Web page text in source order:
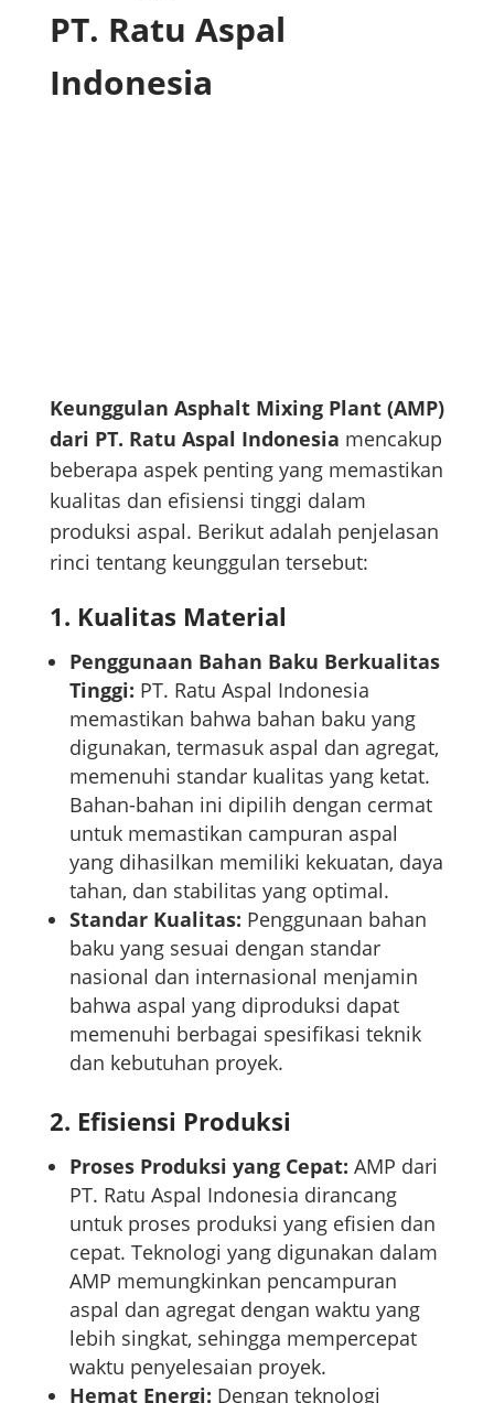
PT. Ratu Aspal
Indonesia
Keunggulan Asphalt Mixing Plant (AMP)
dari PT. Ratu Aspal Indonesia mencakup
beberapa aspek penting yang memastikan
kualitas dan efisiensi tinggi dalam
produksi aspal. Berikut adalah penjelasan
rinci tentang keunggulan tersebut:
1. Kualitas Material
Penggunaan Bahan Baku Berkualitas
Tinggi: PT. Ratu Aspal Indonesia
memastikan bahwa bahan baku yang
digunakan, termasuk aspal dan agregat,
memenuhi standar kualitas yang ketat.
Bahan-bahan ini dipilih dengan cermat
untuk memastikan campuran aspal
yang dihasilkan memiliki kekuatan, daya
tahan, dan stabilitas yang optimal.
Standar Kualitas: Penggunaan bahan
baku yang sesuai dengan standar
nasional dan internasional menjamin
bahwa aspal yang diproduksi dapat
memenuhi berbagai spesifikasi teknik
dan kebutuhan proyek.
2. Efisiensi Produksi
Proses Produksi yang Cepat: AMP dari
PT. Ratu Aspal Indonesia dirancang
untuk proses produksi yang efisien dan
cepat. Teknologi yang digunakan dalam
AMP memungkinkan pencampuran
aspal dan agregat dengan waktu yang
lebih singkat, sehingga mempercepat
waktu penyelesaian proyek.
Hemat Energi: Dengan teknologi